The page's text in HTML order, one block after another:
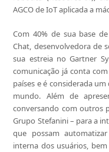
AGCO de IoT aplicada a
Com 40% de sua base
Chat, desenvolvedora de
sua estreia no Gartner
comunicação já conta
países e é considerada
mundo. Além de
conversando com outros
Grupo Stefanini – para a
que possam
interna dos usuários,